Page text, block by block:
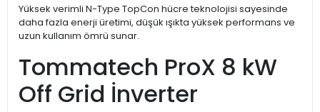
Yüksek verimli N-Type TopCon hücre teknolojisi sayesinde
daha fazla enerji üretimi, düşük ışıkta yüksek performans ve
uzun kullanım ömrü sunar.
Tommatech ProX 8 kW
Off Grid İnverter